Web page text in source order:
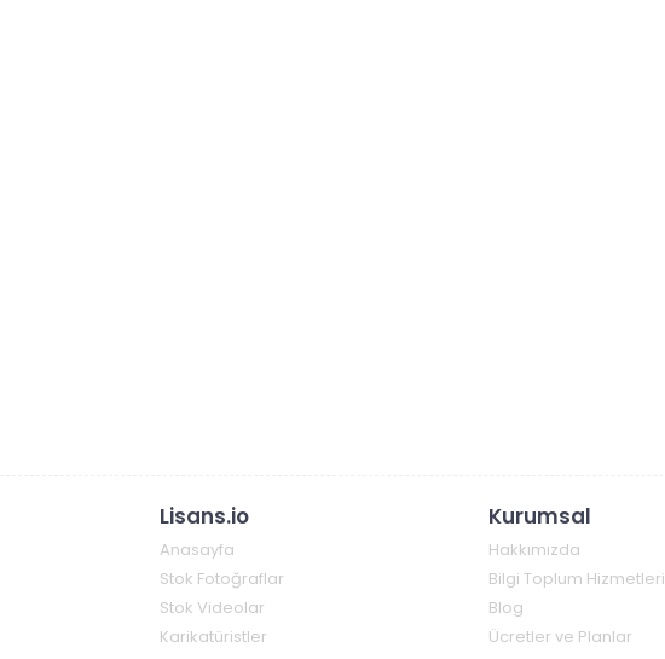
Lisans.io
Anasayfa
Stok Fotoğraflar
Stok Videolar
Karikatüristler
Kurumsal
Hakkımızda
Bilgi Toplum Hizmetleri
Blog
Ücretler ve Planlar